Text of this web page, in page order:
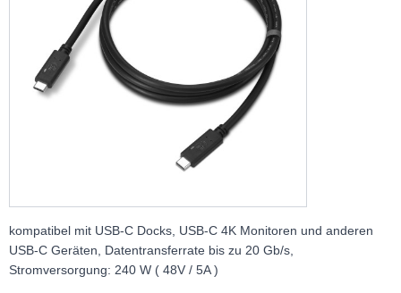
kompatibel mit USB-C Docks, USB-C 4K Monitoren und anderen
USB-C Geräten, Datentransferrate bis zu 20 Gb/s,
Stromversorgung: 240 W ( 48V / 5A )